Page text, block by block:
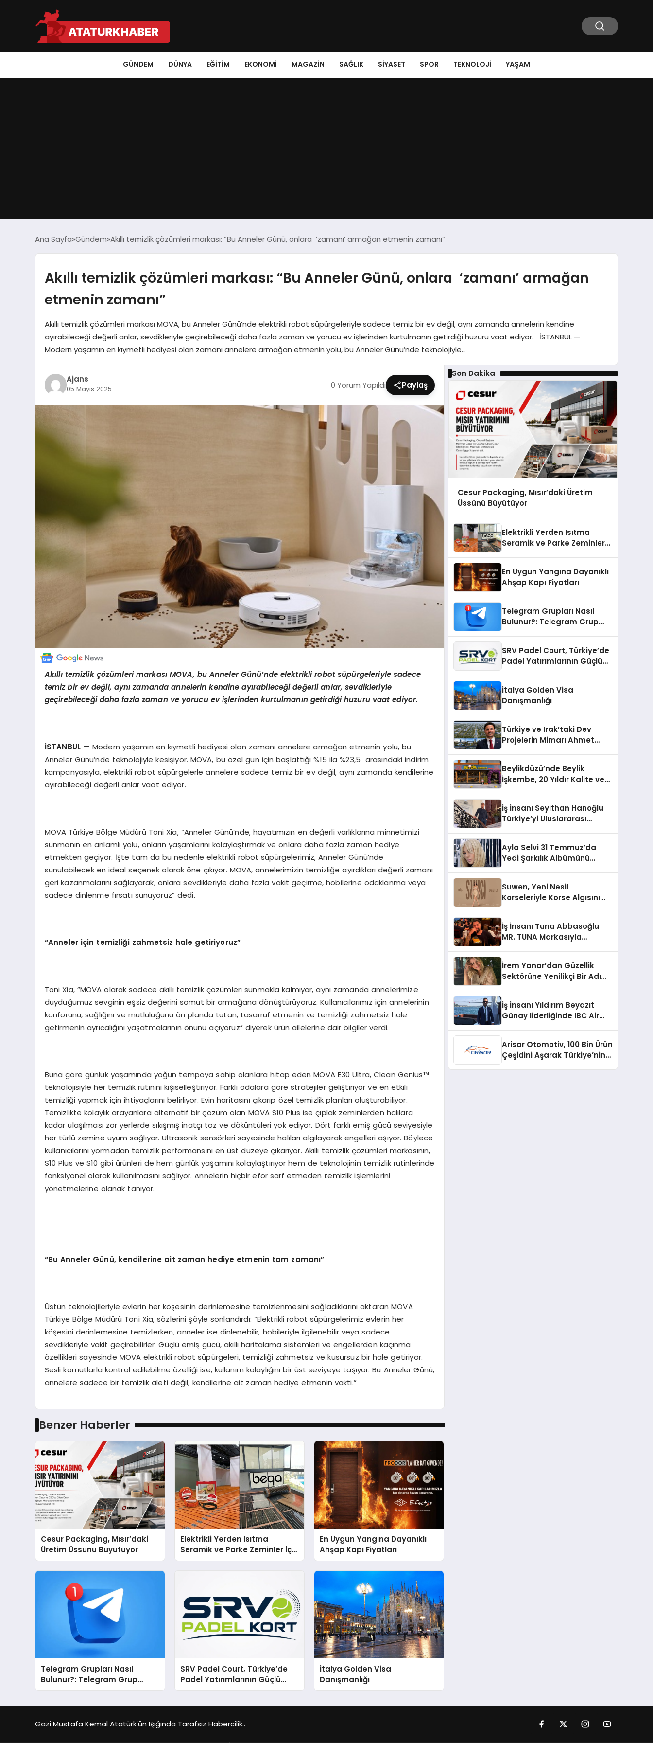
GÜNDEM DÜNYA EĞITIM EKONOMI MAGAZIN SAĞLIK SIYASET SPOR TEKNOLOJI YAŞAM
Ana Sayfa Gündem Akıllı temizlik çözümleri markası: “Bu Anneler Günü, onlara ‘zamanı’ armağan etmenin zamanı”
Akıllı temizlik çözümleri markası: “Bu Anneler Günü, onlara ‘zamanı’ armağan
etmenin zamanı”
Akıllı temizlik çözümleri markası MOVA, bu Anneler Günü’nde elektrikli robot süpürgeleriyle sadece temiz bir ev değil, aynı zamanda annelerin kendine
ayırabileceği değerli anlar, sevdikleriyle geçirebileceği daha fazla zaman ve yorucu ev işlerinden kurtulmanın getirdiği huzuru vaat ediyor. İSTANBUL —
Modern yaşamın en kıymetli hediyesi olan zamanı annelere armağan etmenin yolu, bu Anneler Günü’nde teknolojiyle…
Ajans
05 Mayıs 2025 0 Yorum Yapıldı Paylaş
Akıllı temizlik çözümleri markası MOVA, bu Anneler Günü’nde elektrikli robot süpürgeleriyle sadece
temiz bir ev değil, aynızamanda annelerin kendine ayırabileceği değerli anlar, sevdikleriyle
geçirebileceği daha fazla zaman ve yorucu ev işlerinden kurtulmanın getirdiği huzuru vaat ediyor.
İSTANBUL — Modern yaşamın en kıymetli hediyesi olan zamanı annelere armağan etmenin yolu, bu
Anneler Günü’nde teknolojiyle kesişiyor. MOVA, bu özel gün için başlattığı %15 ila %23,5 arasındaki indirim
kampanyasıyla, elektrikli robot süpürgelerle annelere sadece temiz bir ev değil, aynı zamanda kendilerine
ayırabileceği değerli anlar vaat ediyor.
MOVA Türkiye Bölge Müdürü Toni Xia, “Anneler Günü’nde, hayatımızın en değerli varlıklarına minnetimizi
sunmanın en anlamlı yolu, onların yaşamlarını kolaylaştırmak ve onlara daha fazla zaman hediye
etmekten geçiyor. İşte tam da bu nedenle elektrikli robot süpürgelerimiz, Anneler Günü’nde
sunulabilecek en ideal seçenek olarak öne çıkıyor. MOVA, annelerimizin temizliğe ayırdıkları değerli zamanı
geri kazanmalarını sağlayarak, onlara sevdikleriyle daha fazla vakit geçirme, hobilerine odaklanma veya
sadece dinlenme fırsatı sunuyoruz” dedi.
“Anneler için temizliği zahmetsiz hale getiriyoruz”
Toni Xia, “MOVA olarak sadece akıllı temizlik çözümleri sunmakla kalmıyor, aynı zamanda annelerimize
duyduğumuz sevginin eşsiz değerini somut bir armağana dönüştürüyoruz. Kullanıcılarımız için annelerinin
konforunu, sağlığını ve mutluluğunu ön planda tutan, tasarruf etmenin ve temizliği zahmetsiz hale
getirmenin ayrıcalığını yaşatmalarının önünü açıyoruz” diyerek ürün ailelerine dair bilgiler verdi.
Buna göre günlük yaşamında yoğun tempoya sahip olanlara hitap eden MOVA E30 Ultra, Clean Genius™
teknolojisiyle her temizlik rutinini kişiselleştiriyor. Farklı odalara göre stratejiler geliştiriyor ve en etkili
temizliği yapmak için ihtiyaçlarını belirliyor. Evin haritasını çıkarıp özel temizlik planları oluşturabiliyor.
Temizlikte kolaylık arayanlara alternatif bir çözüm olan MOVA S10 Plus ise çıplak zeminlerden halılara
kadar ulaşılması zor yerlerde sıkışmış inatçı toz ve döküntüleri yok ediyor. Dört farklı emiş gücü seviyesiyle
her türlü zemine uyum sağlıyor. Ultrasonik sensörleri sayesinde halıları algılayarak engelleri aşıyor. Böylece
kullanıcılarını yormadan temizlik performansını en üst düzeye çıkarıyor. Akıllı temizlik çözümleri markasının,
S10 Plus ve S10 gibi ürünleri de hem günlük yaşamını kolaylaştırıyor hem de teknolojinin temizlik rutinlerinde
fonksiyonel olarak kullanılmasını sağlıyor. Annelerin hiçbir efor sarf etmeden temizlik işlemlerini
yönetmelerine olanak tanıyor.
“Bu Anneler Günü, kendilerine ait zaman hediye etmenin tam zamanı”
Üstün teknolojileriyle evlerin her köşesinin derinlemesine temizlenmesini sağladıklarını aktaran MOVA
Türkiye Bölge Müdürü Toni Xia, sözlerini şöyle sonlandırdı: “Elektrikli robot süpürgelerimiz evlerin her
köşesini derinlemesine temizlerken, anneler ise dinlenebilir, hobileriyle ilgilenebilir veya sadece
sevdikleriyle vakit geçirebilirler. Güçlü emiş gücü, akıllı haritalama sistemleri ve engellerden kaçınma
özellikleri sayesinde MOVA elektrikli robot süpürgeleri, temizliği zahmetsiz ve kusursuz bir hale getiriyor.
Sesli komutlarla kontrol edilebilme özelliği ise, kullanım kolaylığını bir üst seviyeye taşıyor. Bu Anneler Günü,
annelere sadece bir temizlik aleti değil, kendilerine ait zaman hediye etmenin vakti.”
Benzer Haberler
Cesur Packaging, Mısır’daki
Üretim Üssünü Büyütüyor
Elektrikli Yerden Isıtma
Seramik ve Parke Zeminler İçin
En Verimli Çözümler
En Uygun Yangına Dayanıklı
Ahşap Kapı Fiyatları
Telegram Grupları Nasıl
Bulunur?: Telegram Grup
Bulma Sürecini Daha Verimli
SRV Padel Court, Türkiye’de
Padel Yatırımlarının Güçlü
Markası Olmayı Sürdürüyor
İtalya Golden Visa
Danışmanlığı
Son Dakika
Cesur Packaging, Mısır’daki Üretim
Üssünü Büyütüyor
Elektrikli Yerden Isıtma
Seramik ve Parke Zeminler
En Uygun Yangına Dayanıklı
Ahşap Kapı Fiyatları
Telegram Grupları Nasıl
Bulunur?: Telegram Grup
SRV Padel Court, Türkiye’de
Padel Yatırımlarının Güçlü
İtalya Golden Visa
Danışmanlığı
Türkiye ve Irak’taki Dev
Projelerin Mimarı Ahmet
Holding Industrial City”
Projesini Hayata Geçirecek
Beylikdüzü’nde Beylik
İşkembe, 20 Yıldır Kalite ve
İş İnsanı Seyithan Hanoğlu
Türkiye’yi Uluslararası
Ayla Selvi 31 Temmuz’da
Yedi Şarkılık Albümünü
Suwen, Yeni Nesil
Korseleriyle Korse Algısını
İş İnsanı Tuna Abbasoğlu
MR. TUNA Markasıyla
İrem Yanar’dan Güzellik
Sektörüne Yenilikçi Bir Adım:
İş İnsanı Yıldırım Beyazıt
Günay liderliğinde IBC Air
Arisar Otomotiv, 100 Bin Ürün
Çeşidini Aşarak Türkiye’nin
Gazi Mustafa Kemal Atatürk'ün Işığında Tarafsız Habercilik..